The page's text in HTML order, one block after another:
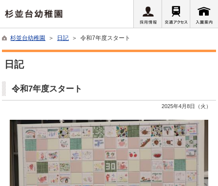
杉並台幼稚園 ＞ 日記 ＞ 令和7年度スタート
日記
令和7年度スタート
2025年4月8日（火）